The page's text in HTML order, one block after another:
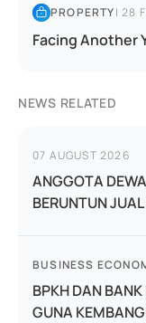
PROPERTY|28
Facing Another
NEWS RELATED
07 AUGUST 2026
ANGGOTA
BERUNTUN
BUSINESS
BPKH DAN
GUNA